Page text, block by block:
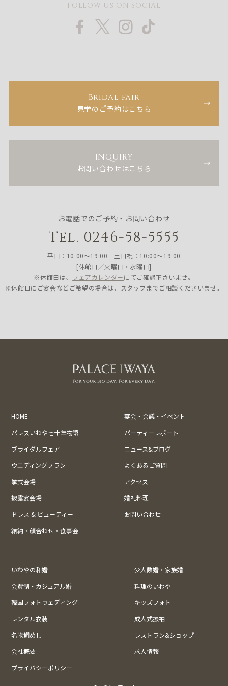
FOLLOW US ON SOCIAL
Bridal fair
見学のご予約はこちら
INQUIRY
お問い合わせはこちら
お電話でのご予約・お問い合わせ
Tel. 0246-58-5555
平日：10:00〜19:00 土日祝：10:00〜19:00
[休館日／火曜日・水曜日]
※休館日は、 フェアカレンダーにてご確認下さいませ。
※休館日にご宴会などご希望の場合は、スタッフまでご相談くださいませ。
HOME
宴会・会議・イベント
パレスいわや七十年物語
パーティーレポート
ブライダルフェア
ニュース&ブログ
ウエディングプラン
よくあるご質問
挙式会場
アクセス
披露宴会場
婚礼料理
ドレス & ビューティー
お問い合わせ
結納・顔合わせ・食事会
いわやの和婚
少人数婚・家族婚
会費制・カジュアル婚
料理のいわや
韓国フォトウェディング
キッズフォト
レンタル衣装
成人式振袖
名物鯛めし
レストラン&ショップ
会社概要
求人情報
プライバシーポリシー